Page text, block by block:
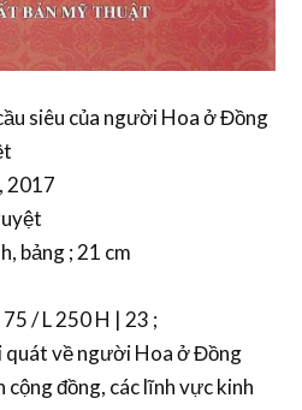
siêu của người Hoa ở Đồng
2017
bảng ; 21 cm
/ L 250 H | 23 ;
quát về người Hoa ở Đồng
đồng, các lĩnh vực kinh